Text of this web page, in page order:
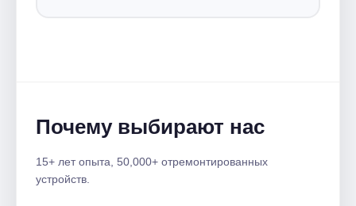
Почему выбирают нас
15+ лет опыта, 50,000+ отремонтированных
устройств.